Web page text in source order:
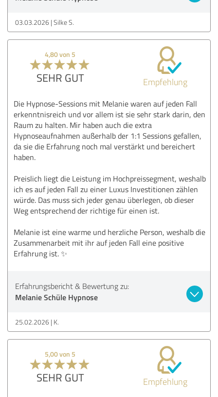
03.03.2026 Silke S.
4,80 von 5
SEHR GUT Empfehlung
Die Hypnose-Sessions mit Melanie waren auf jeden Fall
erkenntnisreich und vor allem ist sie sehr stark darin, den
Raum zu halten. Mir haben auch die extra
Hypnoseaufnahmen außerhalb der 1:1 Sessions gefallen,
da sie die Erfahrung noch mal verstärkt und bereichert
haben.
Preislich liegt die Leistung im Hochpreissegment, weshalb
ich es auf jeden Fall zu einer Luxus Investitionen zählen
würde. Das muss sich jeder genau überlegen, ob dieser
Weg entsprechend der richtige für einen ist.
Melanie ist eine warme und herzliche Person, weshalb die
Zusammenarbeit mit ihr auf jeden Fall eine positive
Erfahrung ist. ✨
Erfahrungsbericht & Bewertung zu:
Melanie Schüle Hypnose
25.02.2026 K.
5,00 von 5
SEHR GUT Empfehlung